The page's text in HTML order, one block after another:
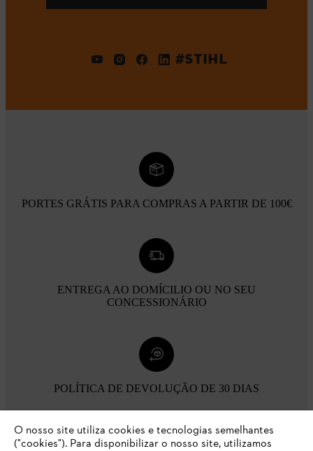
#STIHL
PORTES GRÁTIS PARA COMPRAS A PARTIR DE 100€
ENTREGA AO DOMÍCILIO OU NO SEU
CONCESSIONÁRIO
POLÍTICA DE DEVOLUÇÃO DE 30 DIAS
Opções de pagamento
O nosso site utiliza cookies e tecnologias semelhantes
("cookies"). Para disponibilizar o nosso site, utilizamos